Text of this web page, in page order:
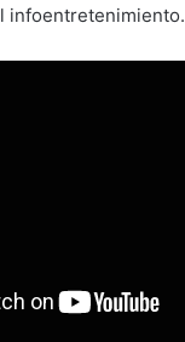
infoentretenimiento.